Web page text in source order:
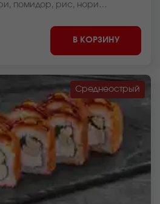
помидор, рис, нори
В КОРЗИНУ
Среднеострый